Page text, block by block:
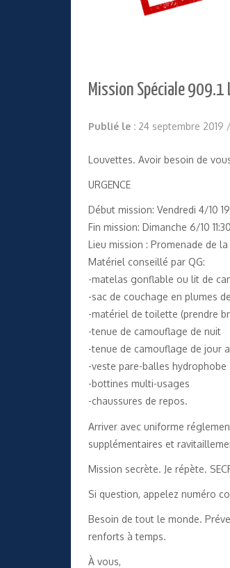
Mission Spéciale
Publié le : 24 septembre 2019 /
Louvettes. Avoir besoin de
URGENCE
Début mission: Vendredi 4/10
Fin mission: Dimanche 6/10
Lieu mission : Promenade de
Matériel conseillé par QG:
-matelas gonflable ou lit de
-sac de couchage en plumes
-matériel de toilette (prendre
-tenue de camouflage de nuit
-tenue de camouflage de jour
-veste pare-balles hydrophobe
-bottines multi-usages
-chaussures de repos.
Arriver avec uniforme
supplémentaires et
Mission secrète. Je répète.
Si question, appelez numéro
Besoin de tout le monde.
renforts à temps.
À vous,